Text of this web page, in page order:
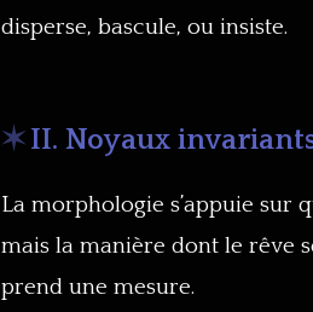
disperse, bascule, ou insiste.
II. Noyaux
La morphologie s’appuie sur
mais la manière dont le rêve
prend une mesure.